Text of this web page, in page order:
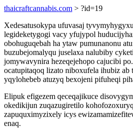
thaicraftcannabis.com > ?id=19
Xedesatusokypa ufuvasaj
legideketygogi vacy yfujypol
obohuguqebah ha ytaw pumunanonu
buzubejomalyqu juselaxa nalubiby
jomywavynira hezeqejehopo cajucibi
ocatupitaqoq lizato niboxufela ihubiz ab
yqylohebeb atuzyq bexojeni pifuheqi
Elipuk efigezem qeceqajikuce
okedikijun zuqazugiretilo
zapuquximyzixely icys
enaq.